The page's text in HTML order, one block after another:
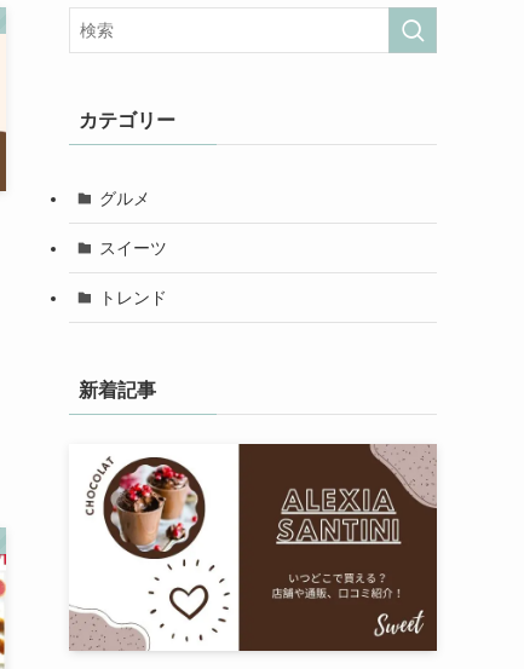
カテゴリー
グルメ
スイーツ
トレンド
新着記事